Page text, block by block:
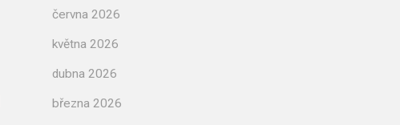
června 2026
května 2026
dubna 2026
března 2026